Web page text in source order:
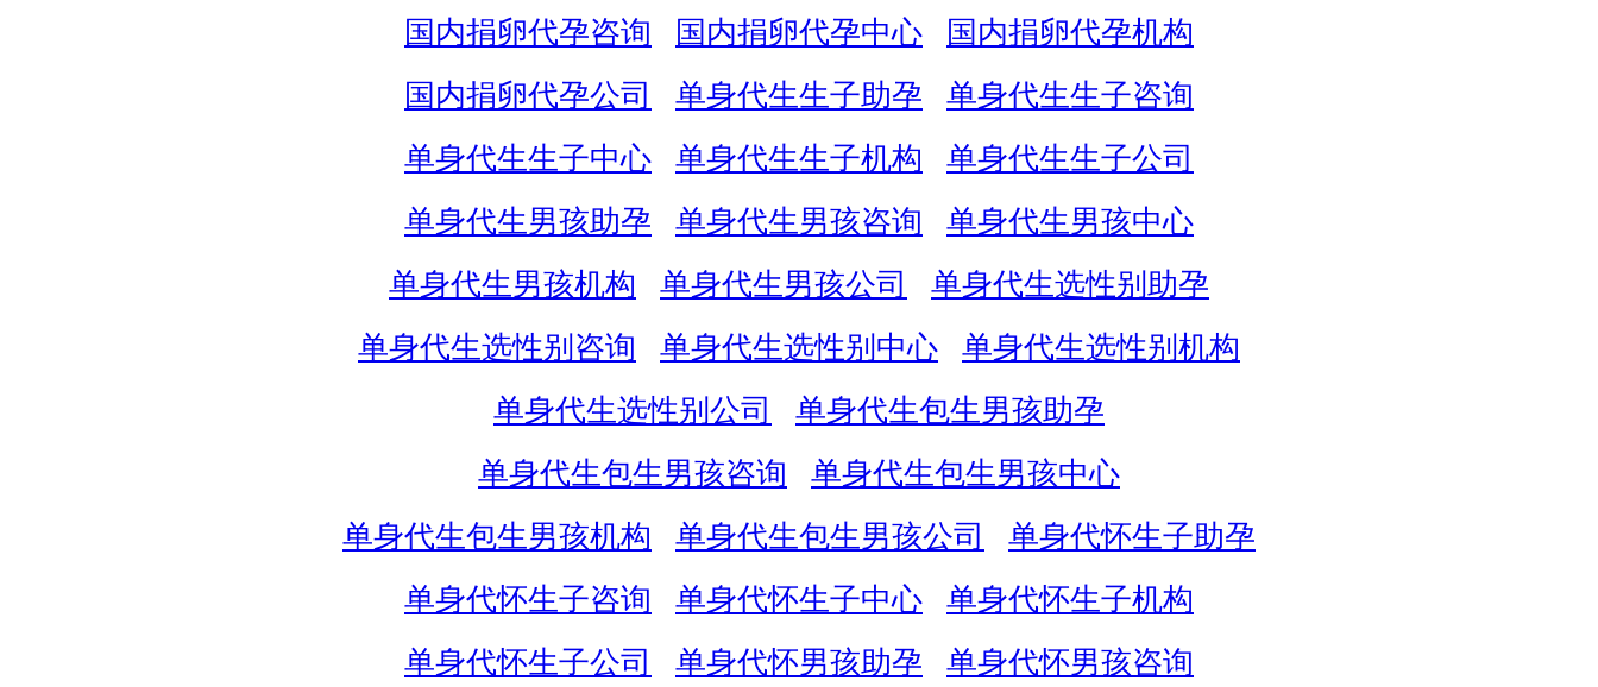
国内捐卵代孕咨询
国内捐卵代孕中心
国内捐卵代孕机构
国内捐卵代孕公司
单身代生生子助孕
单身代生生子咨询
单身代生生子中心
单身代生生子机构
单身代生生子公司
单身代生男孩助孕
单身代生男孩咨询
单身代生男孩中心
单身代生男孩机构
单身代生男孩公司
单身代生选性别助孕
单身代生选性别咨询
单身代生选性别中心
单身代生选性别机构
单身代生选性别公司
单身代生包生男孩助孕
单身代生包生男孩咨询
单身代生包生男孩中心
单身代生包生男孩机构
单身代生包生男孩公司
单身代怀生子助孕
单身代怀生子咨询
单身代怀生子中心
单身代怀生子机构
单身代怀生子公司
单身代怀男孩助孕 单身代怀男孩咨询